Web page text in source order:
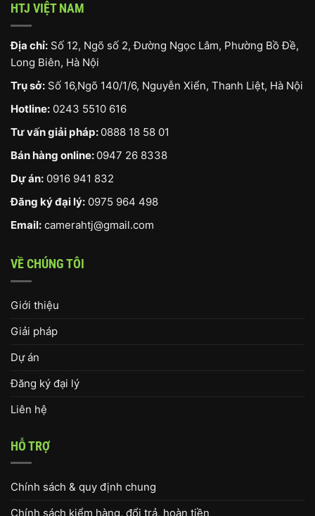
HTJ VIỆT NAM
Địa chỉ: Số 12, Ngõ số 2, Đường Ngọc Lâm, Phường Bồ Đề,
Long Biên, Hà Nội
Trụ sở: Số 16,Ngõ 140/1/6, Nguyễn Xiển, Thanh Liệt, Hà Nội
Hotline: 0243 5510 616
Tư vấn giải pháp: 0888 18 58 01
Bán hàng online: 0947 26 8338
Dự án: 0916 941 832
Đăng ký đại lý: 0975 964 498
Email: camerahtj@gmail.com
VỀ CHÚNG TÔI
Giới thiệu
Giải pháp
Dự án
Đăng ký đại lý
Liên hệ
HỖ TRỢ
Chính sách & quy định chung
Chính sách kiểm hàng, đổi trả, hoàn tiền